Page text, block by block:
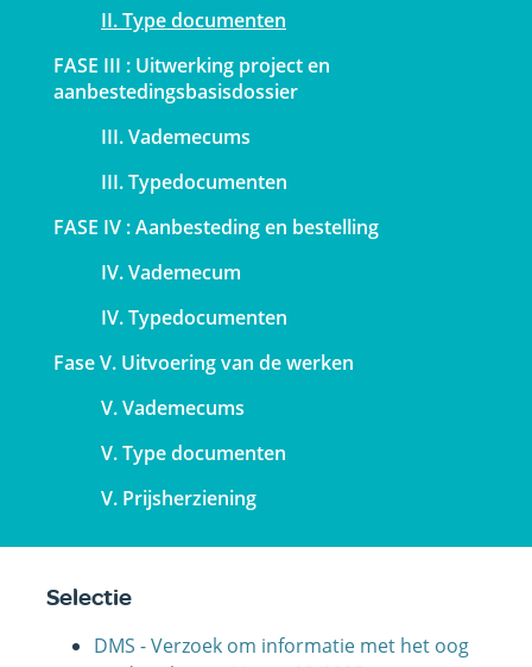
II. Type documenten
FASE III : Uitwerking project en
aanbestedingsbasisdossier
III. Vademecums
III. Typedocumenten
FASE IV : Aanbesteding en bestelling
IV. Vademecum
IV. Typedocumenten
Fase V. Uitvoering van de werken
V. Vademecums
V. Type documenten
V. Prijsherziening
Selectie
DMS - Verzoek om informatie met het oog